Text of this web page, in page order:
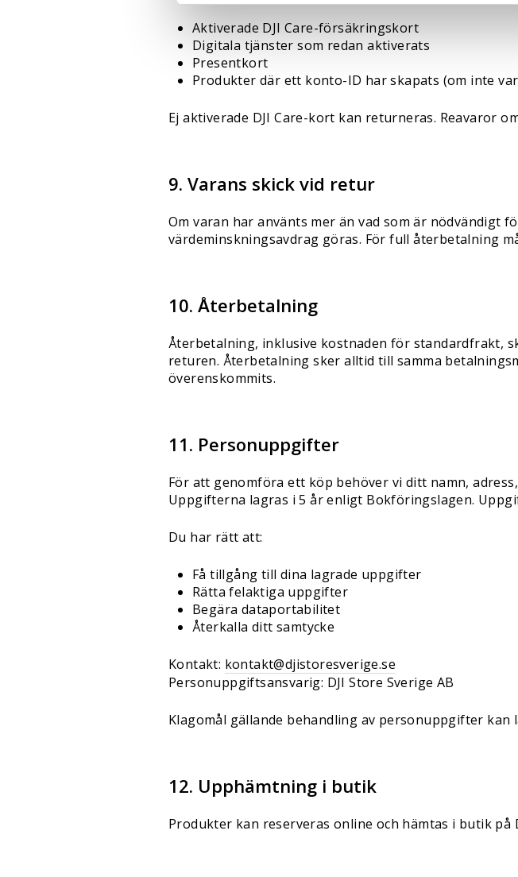
Aktiverade DJI Care-försäkringskort
Digitala tjänster som redan aktiverats
Presentkort
Produkter där ett konto-ID har skapats (om inte
Ej aktiverade DJI Care-kort kan returneras. Reavaror
9. Varans skick vid retur
Om varan har använts mer än vad som är nödvändigt
värdeminskningsavdrag göras. För full återbetalning
10. Återbetalning
Återbetalning, inklusive kostnaden för standardfrakt,
returen. Återbetalning sker alltid till samma
överenskommits.
11. Personuppgifter
För att genomföra ett köp behöver vi ditt namn,
Uppgifterna lagras i 5 år enligt Bokföringslagen.
Du har rätt att:
Få tillgång till dina lagrade uppgifter
Rätta felaktiga uppgifter
Begära dataportabilitet
Återkalla ditt samtycke
Kontakt: kontakt@djistoresverige.se
Personuppgiftsansvarig: DJI Store Sverige AB
Klagomål gällande behandling av personuppgifter
12. Upphämtning i butik
Produkter kan reserveras online och hämtas i butik på